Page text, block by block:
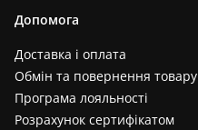
Допомога
Доставка і оплата
Обмін та повернення товару
Програма лояльності
Розрахунок сертифікатом